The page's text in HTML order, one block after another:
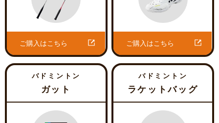
ご購入はこちら ご購入はこちら
バドミントン
ガット
バドミントン
ラケットバッグ